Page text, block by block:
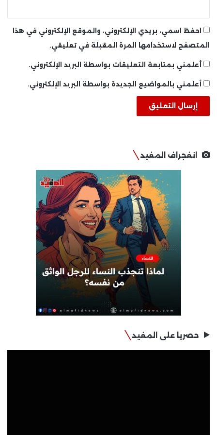
احفظ اسمي، بريدي الإلكتروني، والموقع الإلكتروني في هذا
المتصفح لاستخدامها المرة المقبلة في تعليقي.
أعلمني بمتابعة التعليقات بواسطة البريد الإلكتروني.
أعلمني بالمواضيع الجديدة بواسطة البريد الإلكتروني.
انفجراف المفيد
حصريا على المفيد